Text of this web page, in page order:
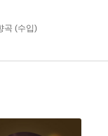
곡 (수입)